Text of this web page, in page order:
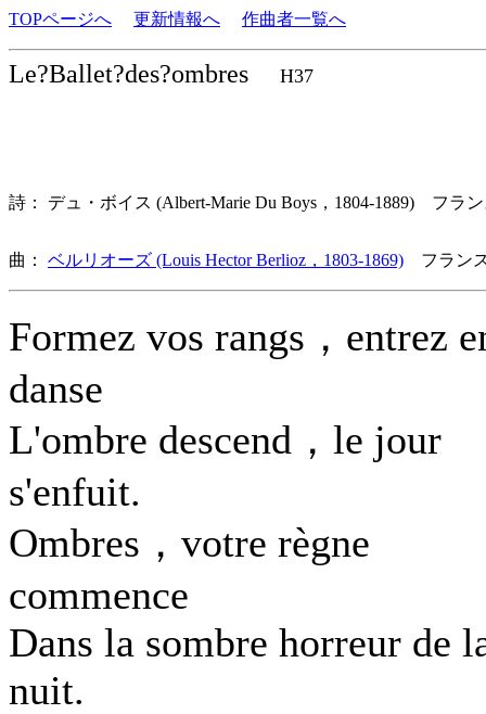
TOPページへ 更新情報へ 作曲者一覧へ
Le?Ballet?des?ombres H37
詩： デュ・ボイス (Albert-Marie Du Boys，1804-1889) フラ
曲： ベルリオーズ (Louis Hector Berlioz，1803-1869) フラン
Formez vos rangs，entrez
danse
L'ombre descend，le jour
s'enfuit.
Ombres，votre règne
commence
Dans la sombre horreur de
nuit.